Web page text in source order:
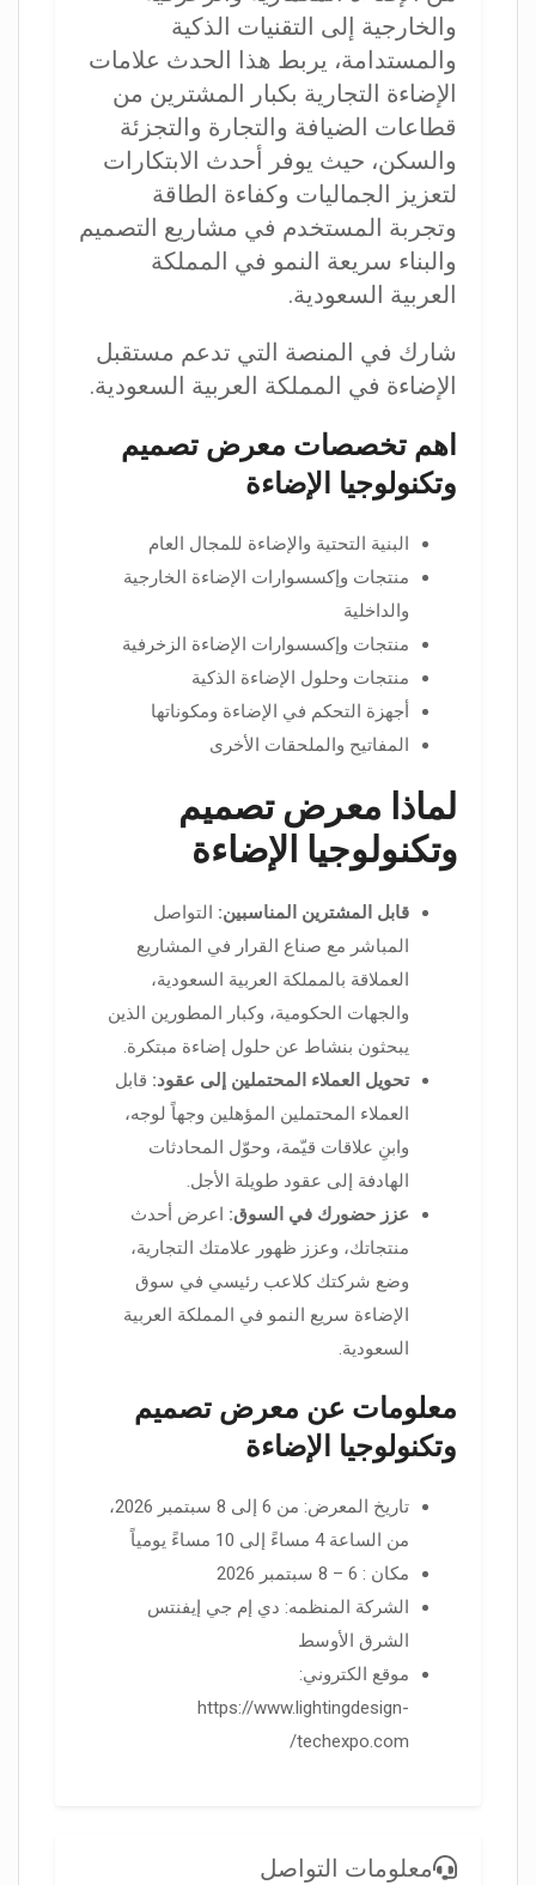
والخارجية إلى التقنيات الذكية
والمستدامة، يربط هذا الحدث علامات
الإضاءة التجارية بكبار المشترين من
قطاعات الضيافة والتجارة والتجزئة
والسكن، حيث يوفر أحدث الابتكارات
لتعزيز الجماليات وكفاءة الطاقة
وتجربة المستخدم في مشاريع التصميم
والبناء سريعة النمو في المملكة
العربية السعودية.
شارك في المنصة التي تدعم مستقبل
الإضاءة في المملكة العربية السعودية.
اهم تخصصات معرض تصميم
وتكنولوجيا الإضاءة
البنية التحتية والإضاءة للمجال العام
منتجات وإكسسوارات الإضاءة الخارجية
والداخلية
منتجات وإكسسوارات الإضاءة الزخرفية
منتجات وحلول الإضاءة الذكية
أجهزة التحكم في الإضاءة ومكوناتها
المفاتيح والملحقات الأخرى
لماذا معرض تصميم
وتكنولوجيا الإضاءة
قابل المشترين المناسبين: التواصل
المباشر مع صناع القرار في المشاريع
العملاقة بالمملكة العربية السعودية،
والجهات الحكومية، وكبار المطورين الذين
يبحثون بنشاط عن حلول إضاءة مبتكرة.
تحويل العملاء المحتملين إلى عقود: قابل
العملاء المحتملين المؤهلين وجهاً لوجه،
وابنِ علاقات قيّمة، وحوّل المحادثات
الهادفة إلى عقود طويلة الأجل.
عزز حضورك في السوق: اعرض أحدث
منتجاتك، وعزز ظهور علامتك التجارية،
وضع شركتك كلاعب رئيسي في سوق
الإضاءة سريع النمو في المملكة العربية
السعودية.
معلومات عن معرض تصميم
وتكنولوجيا الإضاءة
تاريخ المعرض: من 6 إلى 8 سبتمبر 2026،
من الساعة 4 مساءً إلى 10 مساءً يومياً
مكان : 6 – 8 سبتمبر 2026
الشركة المنظمه: دي إم جي إيفنتس
الشرق الأوسط
موقع الكتروني:
https://www.lightingdesign-
techexpo.com/
معلومات التواصل